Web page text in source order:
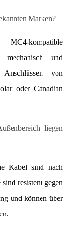
Marken?
kompatible
mechanisch und
von
oder Canadian
liegen
Kabel sind nach
resistent gegen
und können über